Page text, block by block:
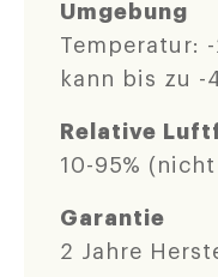
Umgebung
Temperatur:
kann bis zu -
Relative
10-95%
Garantie
2 Jahre